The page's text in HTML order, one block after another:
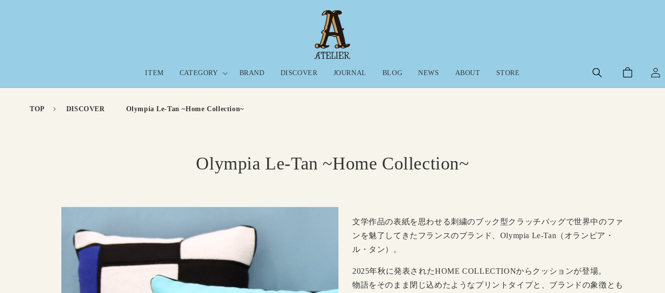
ITEM CATEGORY BRAND DISCOVER JOURNAL BLOG NEWS ABOUT STORE
ー
グ
イ
TOP DISCOVER Olympia Le-Tan ~Home Collection~
Olympia Le-Tan ~Home Collection~
文学作品の表紙を思わせる刺繍のブック型クラッチバッグで世界中のファ
ンを魅了してきたフランスのブランド、Olympia Le-Tan（オランピア・
ル・タン）。
2025年秋に発表されたHOME COLLECTIONからクッションが登場。
物語をそのまま閉じ込めたようなプリントタイプと、ブランドの象徴とも